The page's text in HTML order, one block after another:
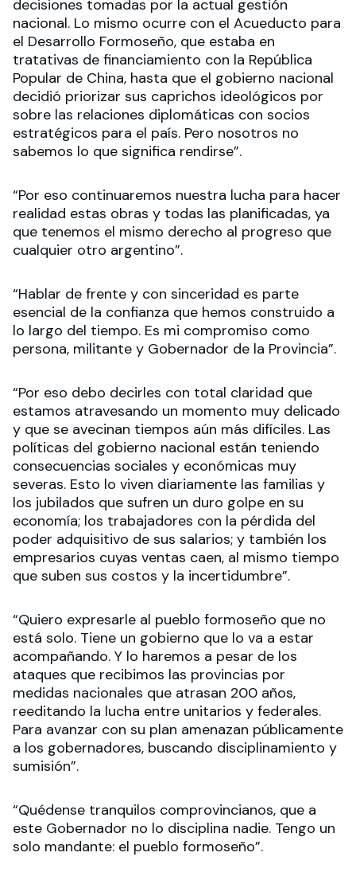
decisiones tomadas por la actual gestión
nacional. Lo mismo ocurre con el Acueducto para
el Desarrollo Formoseño, que estaba en
tratativas de financiamiento con la República
Popular de China, hasta que el gobierno nacional
decidió priorizar sus caprichos ideológicos por
sobre las relaciones diplomáticas con socios
estratégicos para el país. Pero nosotros no
sabemos lo que significa rendirse”.
“Por eso continuaremos nuestra lucha para hacer
realidad estas obras y todas las planificadas, ya
que tenemos el mismo derecho al progreso que
cualquier otro argentino”.
“Hablar de frente y con sinceridad es parte
esencial de la confianza que hemos construido a
lo largo del tiempo. Es mi compromiso como
persona, militante y Gobernador de la Provincia”.
“Por eso debo decirles con total claridad que
estamos atravesando un momento muy delicado
y que se avecinan tiempos aún más difíciles. Las
políticas del gobierno nacional están teniendo
consecuencias sociales y económicas muy
severas. Esto lo viven diariamente las familias y
los jubilados que sufren un duro golpe en su
economía; los trabajadores con la pérdida del
poder adquisitivo de sus salarios; y también los
empresarios cuyas ventas caen, al mismo tiempo
que suben sus costos y la incertidumbre”.
“Quiero expresarle al pueblo formoseño que no
está solo. Tiene un gobierno que lo va a estar
acompañando. Y lo haremos a pesar de los
ataques que recibimos las provincias por
medidas nacionales que atrasan 200 años,
reeditando la lucha entre unitarios y federales.
Para avanzar con su plan amenazan públicamente
a los gobernadores, buscando disciplinamiento y
sumisión”.
“Quédense tranquilos comprovincianos, que a
este Gobernador no lo disciplina nadie. Tengo un
solo mandante: el pueblo formoseño”.